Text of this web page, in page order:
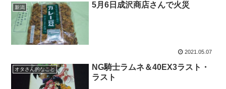
新潟 5月6日成沢商店さんで火災
2021.05.07
オタさん的なこと
NG騎士ラムネ＆40EX3ラスト・
ラスト